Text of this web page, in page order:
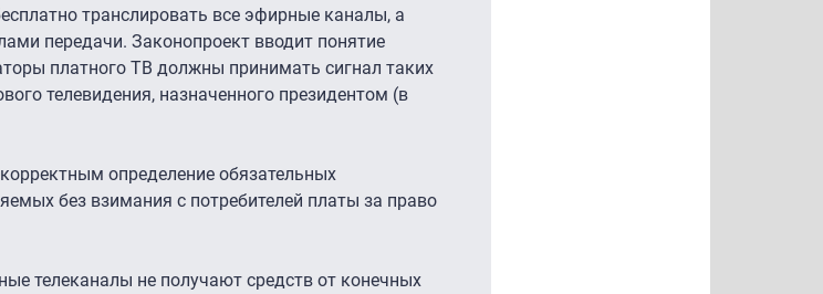
транслировать все эфирные каналы, а
передачи. Законопроект вводит понятие
платного ТВ должны принимать сигнал таких
телевидения, назначенного президентом (в
определение обязательных
без взимания с потребителей платы за право
телеканалы не получают средств от конечных